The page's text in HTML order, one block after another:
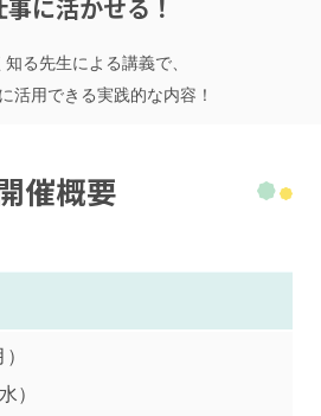
に活かせる！
る先生による講義で、
活用できる実践的な内容！
催概要
）